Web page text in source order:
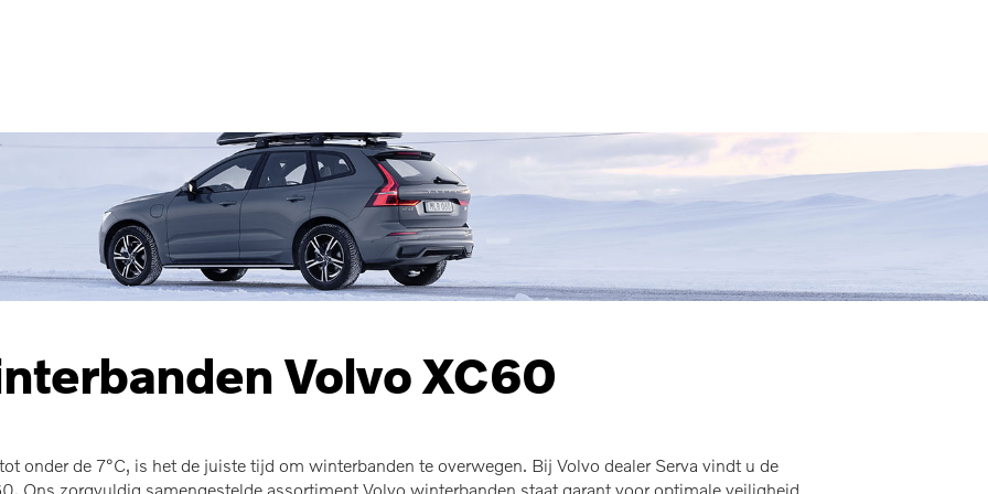
Volvo XC60
onder de 7°C, is het de juiste tijd om winterbanden te overwegen. Bij Volvo dealer Serva vindt u de
Ons zorgvuldig samengestelde assortiment Volvo winterbanden staat garant voor optimale veiligheid